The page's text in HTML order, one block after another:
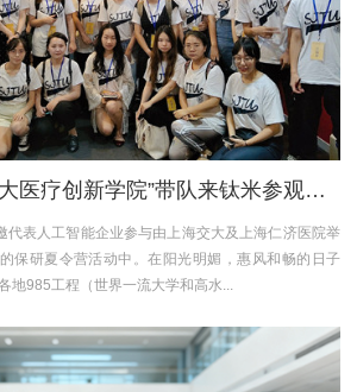
「校企联动」“交大医疗创新学院”带队来钛米参观学习
表人工智能企业参与由上海交大及上海仁济医院举
保研夏令营活动中。在阳光明媚，惠风和畅的日子
地985工程（世界一流大学和高水...